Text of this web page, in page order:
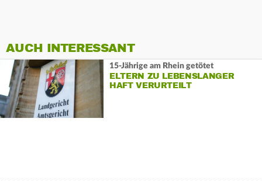
AUCH INTERESSANT
15-Jährige am Rhein getötet
ELTERN ZU LEBENSLANGER
HAFT VERURTEILT